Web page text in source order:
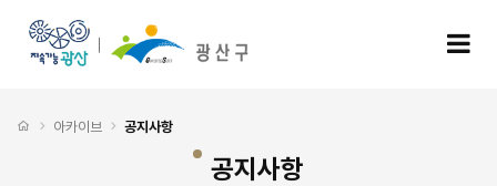
처음으로
아카이브 공지사항
공지사항